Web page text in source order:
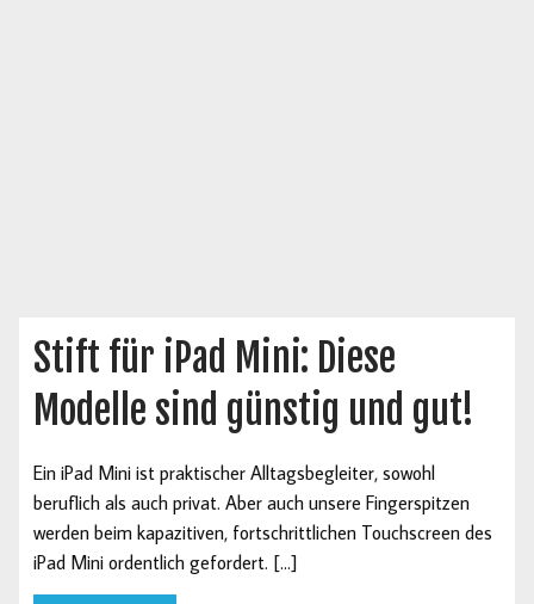
Stift für iPad Mini: Diese
Modelle sind günstig und gut!
Ein iPad Mini ist praktischer Alltagsbegleiter, sowohl
beruflich als auch privat. Aber auch unsere Fingerspitzen
werden beim kapazitiven, fortschrittlichen Touchscreen des
iPad Mini ordentlich gefordert. […]